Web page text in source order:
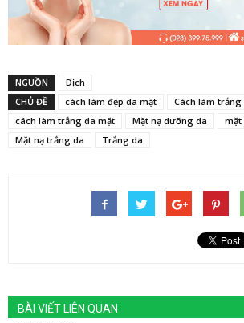
NGUỒN
Dịch
CHỦ ĐỀ
cách làm đẹp da mặt
Cách làm trắng
cách làm trắng da mặt
Mặt nạ dưỡng da
mặt
Mặt nạ trắng da
Trắng da
BÀI VIẾT LIÊN QUAN